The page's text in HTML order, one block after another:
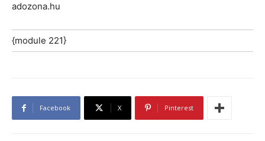
adozona.hu
{module 221}
Facebook X Pinterest